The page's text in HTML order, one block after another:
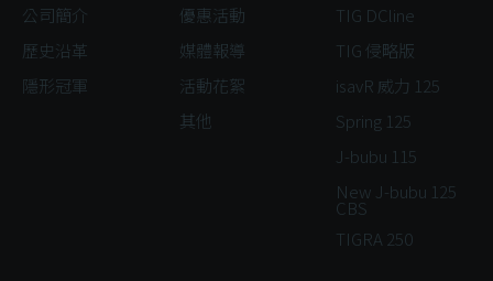
公司簡介
歷史沿革
隱形冠軍
優惠活動
媒體報導
活動花絮
其他
TIG DCline
TIG 侵略版
isavR 威力 125
Spring 125
J-bubu 115
New J-bubu 125
CBS
TIGRA 250